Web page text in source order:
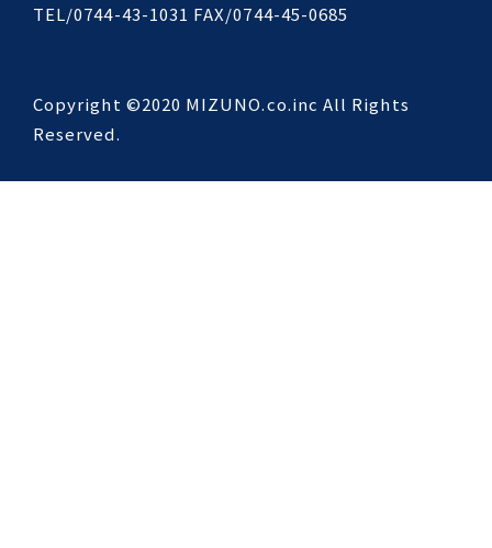
TEL/0744-43-1031 FAX/0744-45-0685
Copyright ©2020 MIZUNO.co.inc All Rights
Reserved.